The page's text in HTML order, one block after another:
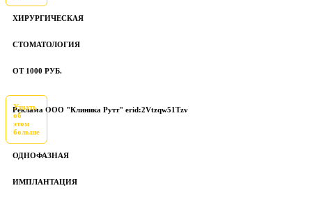
ХИРУРГИЧЕСКАЯ
СТОМАТОЛОГИЯ
ОТ 1000 РУБ.
Реклама ООО "Клиника Рутт" erid:2Vtzqw51Tzv
Узнать
об
этом
больше
ОДНОФАЗНАЯ
ИМПЛАНТАЦИЯ